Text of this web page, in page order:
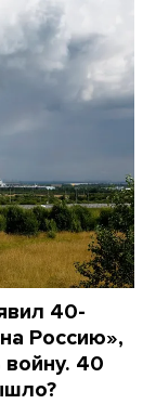
40-
Россию»,
войну. 40